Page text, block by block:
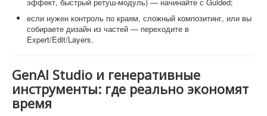
если нужен контроль по краям, сложный композитинг, или вы
собираете дизайн из частей — переходите в
Expert/Edit/Layers.
GenAI Studio и генеративные
инструменты: где реально экономят
время